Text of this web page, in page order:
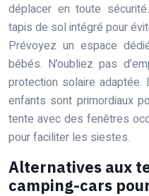
déplacer en toute
tapis de sol intégré pour
Prévoyez un espace
bébés. N’oubliez pas
protection solaire
enfants sont primordiaux
tente avec des fenêtres
pour faciliter les siestes.
Alternatives aux
camping-cars